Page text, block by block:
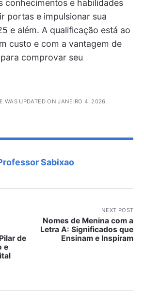
conhecimentos e habilidades
portas e impulsionar sua
e além. A qualificação está ao
custo e com a vantagem de
comprovar seu
WAS UPDATED ON JANEIRO 4, 2026
Sabixao
de
e
NEXT POST
Nomes de Menina com a
Letra A: Significados que
Ensinam e Inspiram